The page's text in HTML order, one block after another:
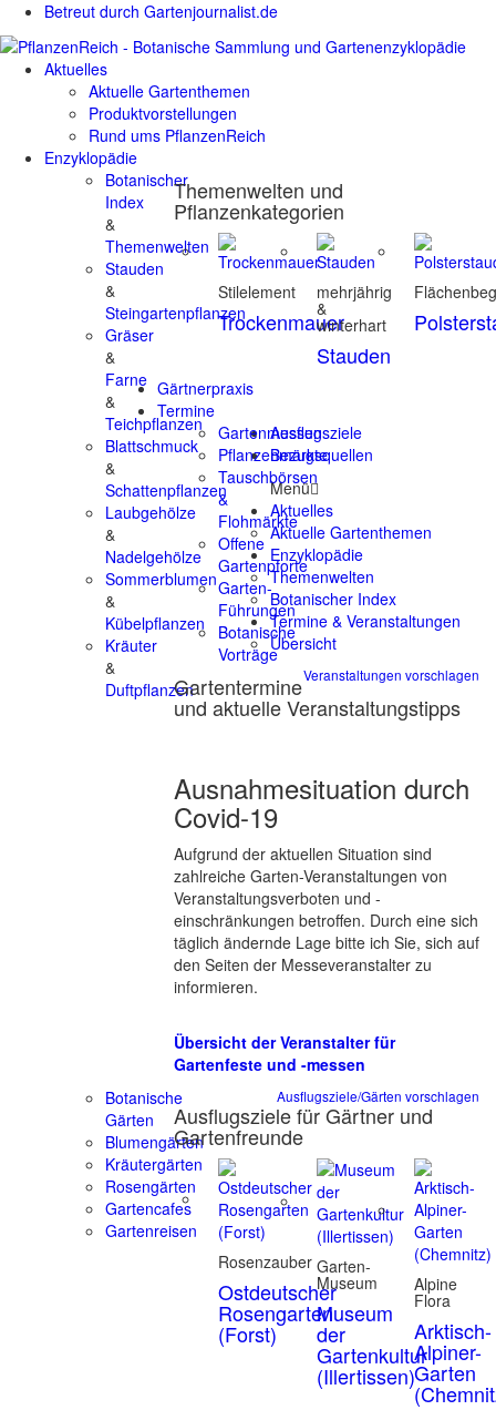
Betreut durch Gartenjournalist.de
Aktuelles
Aktuelle Gartenthemen
Produktvorstellungen
Rund ums PflanzenReich
Enzyklopädie
Botanischer
Index
&
Themenwelten
Stauden
&
Steingartenpflanzen
Gräser
&
Farne
&
Teichpflanzen
Blattschmuck
&
Schattenpflanzen
Laubgehölze
&
Nadelgehölze
Sommerblumen
&
Kübelpflanzen
Kräuter
&
Duftpflanzen
Themenwelten und
Pflanzenkategorien
Stilelement
Trockenmauer
mehrjährig
&
winterhart
Stauden
Gärtnerpraxis
Termine
Gartenmessen
Pflanzenmärkte
Tauschbörsen
&
Flohmärkte
Offene
Gartenpforte
Garten-
Führungen
Botanische
Vorträge
Veranstaltungen vorschlagen
Gartentermine
und aktuelle Veranstaltungstipps
Ausnahmesituation durch
Covid-19
Aufgrund der aktuellen Situation sind
zahlreiche Garten-Veranstaltungen von
Veranstaltungsverboten und -
einschränkungen betroffen. Durch eine sich
täglich ändernde Lage bitte ich Sie, sich auf
den Seiten der Messeveranstalter zu
informieren.
Übersicht der Veranstalter für
Gartenfeste und -messen
Ausflugsziele
Botanische
Gärten
Blumengärten
Kräutergärten
Rosengärten
Gartencafes
Gartenreisen
Ausflugsziele/Gärten vorschlagen
Ausflugsziele für Gärtner und
Gartenfreunde
Rosenzauber
Ostdeutscher
Rosengarten
(Forst)
Garten-
Museum
Museum
der
Gartenkultur
(Illertissen)
Alpine
Flora
Arktisch-
Alpiner-
Garten
Bezugsquellen
Menü
Aktuelles
Aktuelle Gartenthemen
Enzyklopädie
Themenwelten
Botanischer Index
Termine & Veranstaltungen
Übersicht